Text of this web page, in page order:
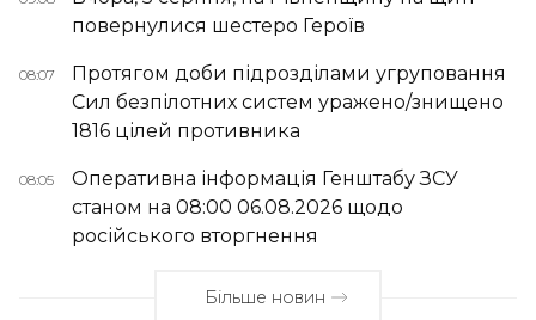
повернулися шестеро Героїв
08:07
Протягом доби підрозділами угруповання
Сил безпілотних систем уражено/знищено
1816 цілей противника
08:05
Оперативна інформація Генштабу ЗСУ
станом на 08:00 06.08.2026 щодо
російського вторгнення
Більше новин